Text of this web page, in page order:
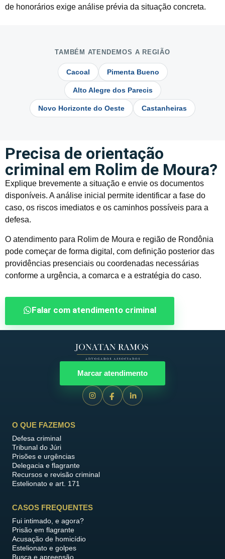
de honorários exige análise prévia da situação concreta.
TAMBÉM ATENDEMOS A REGIÃO
Cacoal Pimenta Bueno
Alto Alegre dos Parecis
Novo Horizonte do Oeste Castanheiras
Precisa de orientação
criminal em Rolim de Moura?
Explique brevemente a situação e envie os documentos
disponíveis. A análise inicial permite identificar a fase do
caso, os riscos imediatos e os caminhos possíveis para a
defesa.
O atendimento para Rolim de Moura e região de Rondônia
pode começar de forma digital, com definição posterior das
providências presenciais ou coordenadas necessárias
conforme a urgência, a comarca e a estratégia do caso.
Falar com atendimento criminal
Marcar atendimento
O QUE FAZEMOS
Defesa criminal
Tribunal do Júri
Prisões e urgências
Delegacia e flagrante
Recursos e revisão criminal
Estelionato e art. 171
CASOS FREQUENTES
Fui intimado, e agora?
Prisão em flagrante
Acusação de homicídio
Estelionato e golpes
Busca e apreensão